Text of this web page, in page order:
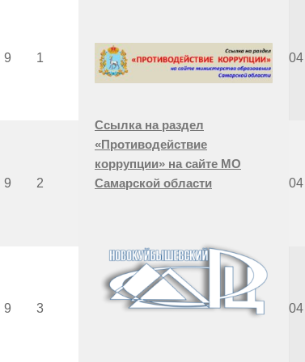
9 1 Клио-Софт 2000 2004
9 2 Клио-Софт 2004
9 3 Клио-Софт 2000 2004
Ссылка на раздел
«Противодействие
коррупции» на сайте МО
Самарской области